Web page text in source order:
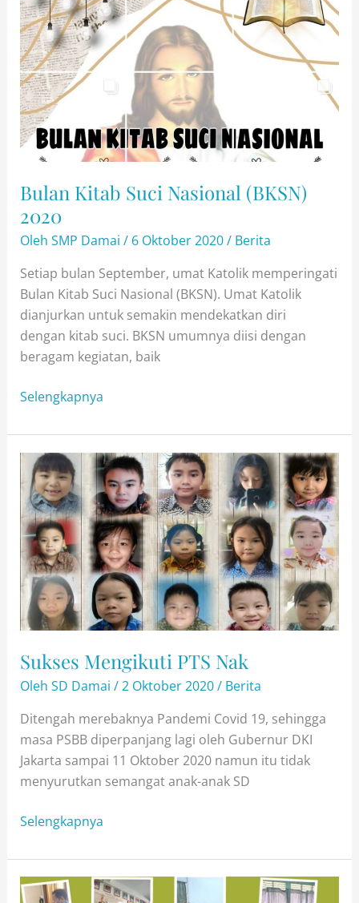
IT
Selama
PJJ
&
Parenting
Bulan Kitab Suci Nasional (BKSN)
2020
Oleh SMP Damai / 6 Oktober 2020/ Berita
Setiap bulan September, umat Katolik memperingati
Bulan Kitab Suci Nasional (BKSN). Umat Katolik
dianjurkan untuk semakin mendekatkan diri
dengan kitab suci. BKSN umumnya diisi dengan
beragam kegiatan, baik
Bulan
Suci
Nasional
(BKSN)
2020
Selengkapnya
Sukses Mengikuti PTS Nak
Oleh SD Damai /2 Oktober 2020/ Berita
Ditengah merebaknya Pandemi Covid 19, sehingga
masa PSBB diperpanjang lagi oleh Gubernur DKI
Jakarta sampai 11 Oktober 2020 namun itu tidak
menyurutkan semangat anak-anak SD
Sukses
PTS
Nak
Selengkapnya